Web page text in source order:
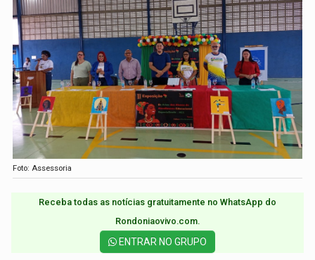
Foto: Assessoria
Receba todas as notícias gratuitamente no WhatsApp do
Rondoniaovivo.com.​
ENTRAR NO GRUPO